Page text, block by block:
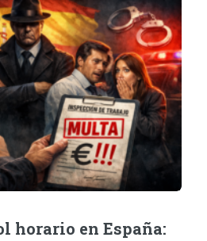
horario en España: